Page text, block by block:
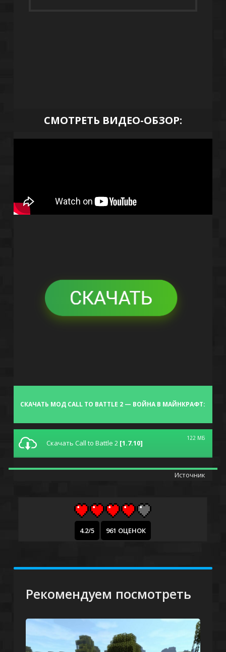
СМОТРЕТЬ ВИДЕО-ОБЗОР:
СКАЧАТЬ МОД CALL TO BATTLE 2 — ВОЙНА В МАЙНКРАФТ:
Скачать Call to Battle 2 [1.7.10]
122 МБ
Источник
4.2/5 961 ОЦЕНОК
Рекомендуем посмотреть